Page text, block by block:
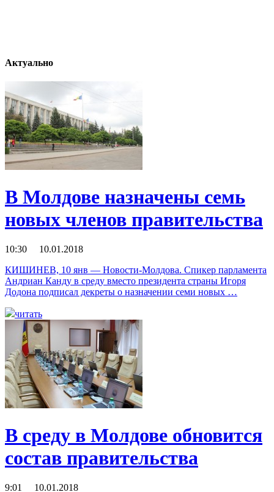
Актуально
В Молдове назначены семь
новых членов правительства
10:30 10.01.2018
КИШИНЕВ, 10 янв — Новости-Молдова. Спикер парламента
Андриан Канду в среду вместо президента страны Игоря
Додона подписал декреты о назначении семи новых …
читать
В среду в Молдове обновится
состав правительства
9:01 10.01.2018